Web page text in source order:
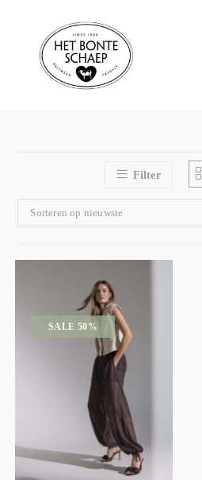
Filter
Sorteren op nieuwste
SALE 50%